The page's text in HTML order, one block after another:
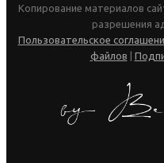
Копирование материалов
разрешения
Пользовательское
файлов |